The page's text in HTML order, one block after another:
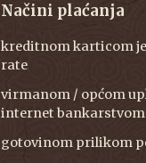
Načini plaćanja
kreditnom karticom
rate
virmanom / općom
internet bankarstvom
gotovinom prilikom